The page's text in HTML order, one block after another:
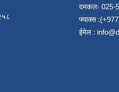
दमकलः 025-
फ्याक्स
ईमेल :